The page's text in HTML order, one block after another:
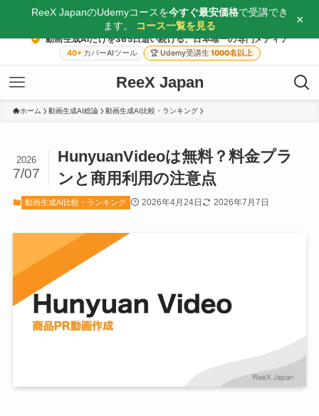
動画生成AIだけを365日追い続ける、日本唯一の専門メディア
40+ カバーAIツール 🏆 Udemy受講生 1000名以上
ReeX Japan
ホーム 動画生成AI総論 動画生成AI比較・ランキング
HunyuanVideoは無料？料金プラ
ンと商用利用の注意点
2026
7/07
動画生成AI比較・ランキング 2026年4月24日 2026年7月7日
ReeX JapanのUdemyコースを今すぐ最安価格で受講でき
ます。
コース一覧を見る ×